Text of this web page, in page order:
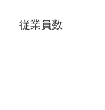
従業員数